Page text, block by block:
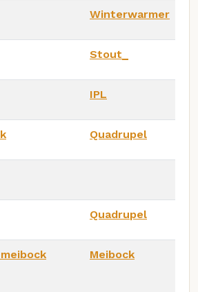
Winterwarmer
Stout_
IPL
Quadrupel
Quadrupel
Meibock